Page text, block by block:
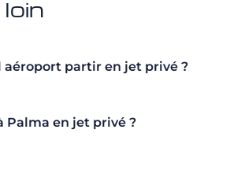
aéroport partir en jet privé ?
Palma en jet privé ?